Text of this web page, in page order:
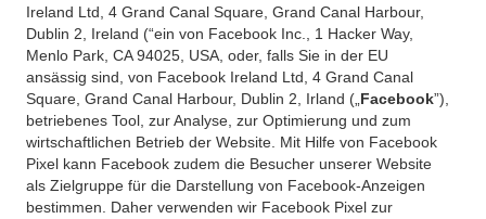
Ireland Ltd, 4 Grand Canal Square, Grand Canal Harbour,
Dublin 2, Ireland (“ein von Facebook Inc., 1 Hacker Way,
Menlo Park, CA 94025, USA, oder, falls Sie in der EU
ansässig sind, von Facebook Ireland Ltd, 4 Grand Canal
Square, Grand Canal Harbour, Dublin 2, Irland („ Facebook”),
betriebenes Tool, zur Analyse, zur Optimierung und zum
wirtschaftlichen Betrieb der Website. Mit Hilfe von Facebook
Pixel kann Facebook zudem die Besucher unserer Website
als Zielgruppe für die Darstellung von Facebook-Anzeigen
bestimmen. Daher verwenden wir Facebook Pixel zur